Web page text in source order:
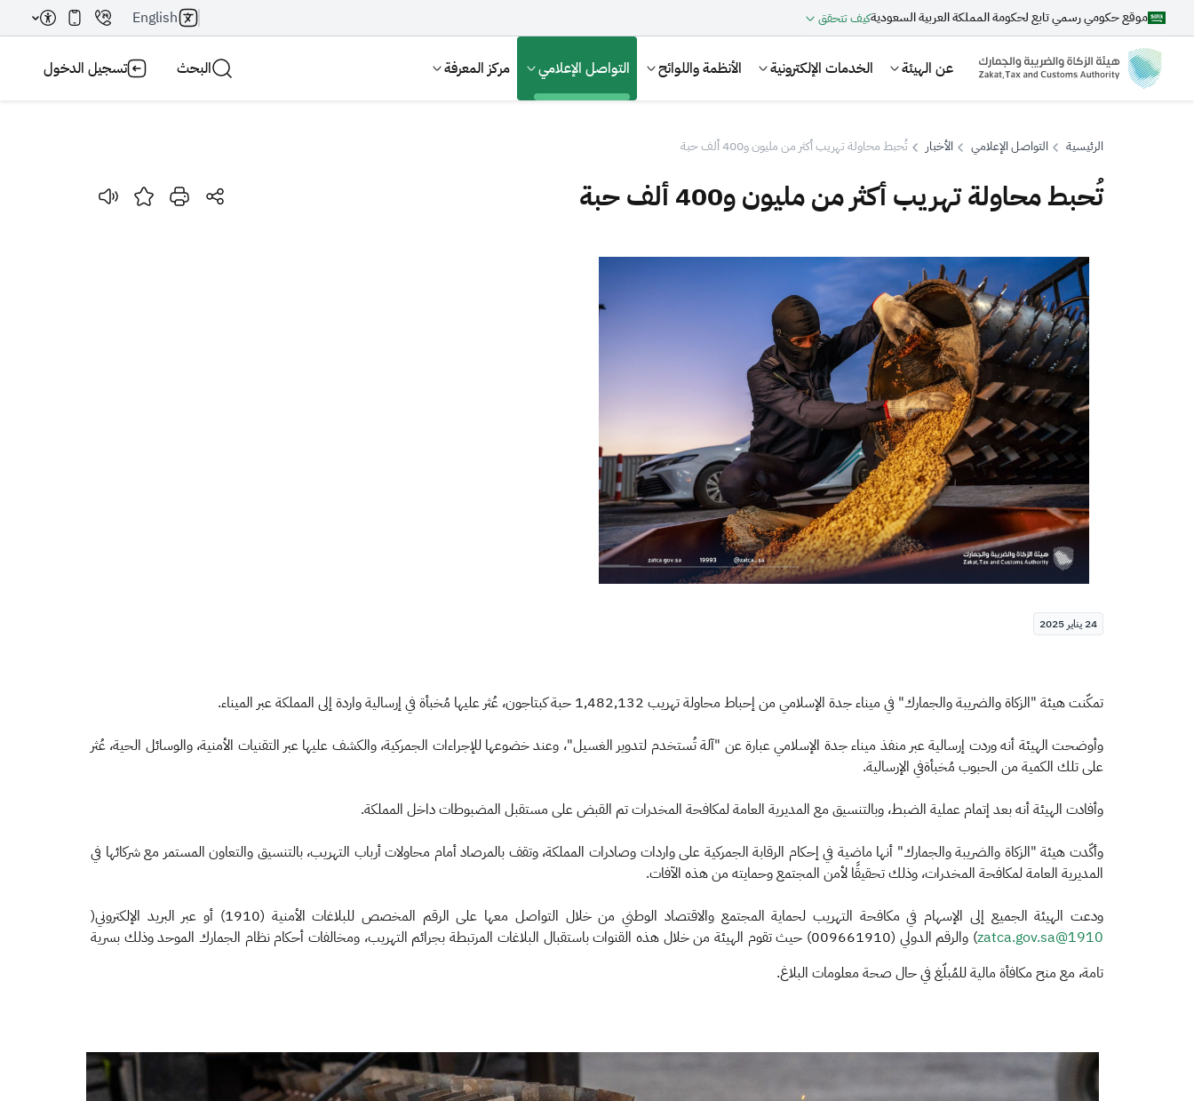
موقع حكومي رسمي تابع لحكومة المملكة العربية السعوديةكيف تتحقق English
عن الهيئة الخدمات الإلكترونية الأنظمة واللوائح التواصل الإعلامي مركز المعرفة البحث تسجيل الدخول
بحث
اقتراحات
الزكاة الجمارك ضريبة القيمة المضافة الإقرار الضريبي
الرئيسية التواصل الإعلامي الأخبار تُحبط محاولة تهريب أكثر من مليون و400 ألف حبة
تُحبط محاولة تهريب أكثر من مليون و400 ألف حبة
24 يناير 2025
تمكّنت هيئة "الزكاة والضريبة والجمارك" في ميناء جدة الإسلامي من إحباط محاولة تهريب 1,482,132 حبة كبتاجون، عُثر عليها مُخبأة في إرسالية واردة إلى المملكة عبر الميناء.
وأوضحت الهيئة أنه وردت إرسالية عبر منفذ ميناء جدة الإسلامي عبارة عن "آلة تُستخدم لتدوير الغسيل"، وعند خضوعها للإجراءات الجمركية، والكشف عليها عبر التقنيات الأمنية، والوسائل الحية، عُثر
على تلك الكمية من الحبوب مُخبأةفي الإرسالية.
وأفادت الهيئة أنه بعد إتمام عملية الضبط، وبالتنسيق مع المديرية العامة لمكافحة المخدرات تم القبض على مستقبل المضبوطات داخل المملكة.
وأكّدت هيئة "الزكاة والضريبة والجمارك" أنها ماضية في إحكام الرقابة الجمركية على واردات وصادرات المملكة، وتقف بالمرصاد أمام محاولات أرباب التهريب، بالتنسيق والتعاون المستمر مع شركائها في
المديرية العامة لمكافحة المخدرات، وذلك تحقيقًا لأمن المجتمع وحمايته من هذه الآفات.
ودعت الهيئة الجميع إلى الإسهام في مكافحة التهريب لحماية المجتمع والاقتصاد الوطني من خلال التواصل معها على الرقم المخصص للبلاغات الأمنية (1910) أو عبر البريد الإلكتروني(
1910@zatca.gov.sa
) والرقم الدولي (009661910) حيث تقوم الهيئة من خلال هذه القنوات باستقبال البلاغات المرتبطة بجرائم التهريب، ومخالفات أحكام نظام الجمارك الموحد وذلك بسرية
تامة، مع منح مكافأة مالية للمُبلّغ في حال صحة معلومات البلاغ.